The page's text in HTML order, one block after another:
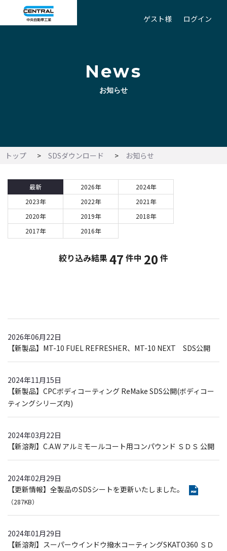
News
お知らせ
トップ SDSダウンロード お知らせ
ゲスト様 ログイン
最新 2026年
2024年
2023年
2022年
2021年
2020年
2019年
2018年
2017年
2016年
絞り込み結果47 件中 20 件
2026年06月22日
【新製品】MT-10 FUEL REFRESHER、MT-10 NEXT SDS公開
2024年11月15日
【新製品】CPCボディコーティング ReMake SDS公開(ボディコー
ティングシリーズ内)
2024年03月22日
【新溶剤】C.A.W アルミモールコート用コンパウンド ＳＤＳ 公開
2024年02月29日
【更新情報】全製品のSDSシートを更新いたしました。
（287KB）
2024年01月29日
【新溶剤】スーパーウインドウ撥水コーティングSKATO360 ＳＤ